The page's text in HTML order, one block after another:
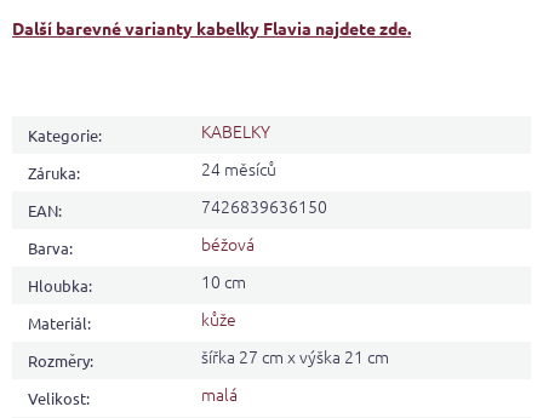
Další barevné varianty kabelky Flavia najdete zde.
Kategorie: KABELKY
Záruka: 24 měsíců
EAN: 7426839636150
Barva: béžová
Hloubka: 10 cm
Materiál: kůže
Rozměry: šířka 27 cm x výška 21 cm
Velikost: malá